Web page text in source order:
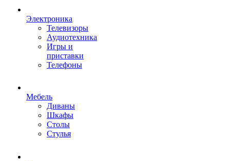
Электроника
Телевизоры
Аудиотехника
Игры и
приставки
Телефоны
Мебель
Диваны
Шкафы
Столы
Стулья